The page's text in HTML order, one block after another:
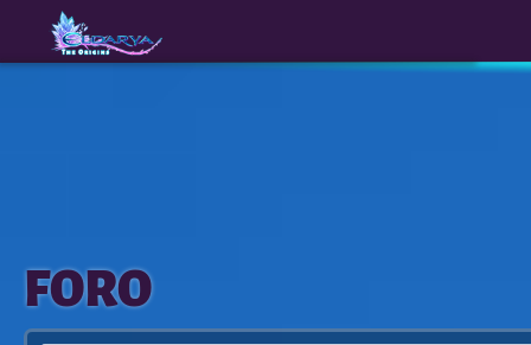
The
Origins
FORO